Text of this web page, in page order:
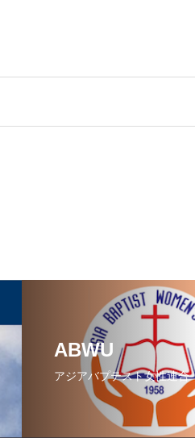
ABWU
アジアバプテスト女性連合